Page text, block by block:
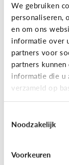
We gebruiken
personaliseren,
en om ons
informatie over
partners voor
partners
informatie die u
verzameld op
Noodzakelijk
Voorkeuren
Wat is
Gaming